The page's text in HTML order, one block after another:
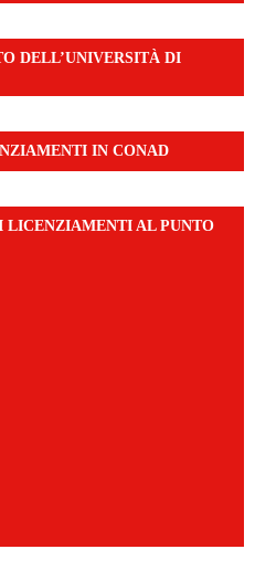
DELL’UNIVERSITÀ DI
IN CONAD
LICENZIAMENTI AL PUNTO